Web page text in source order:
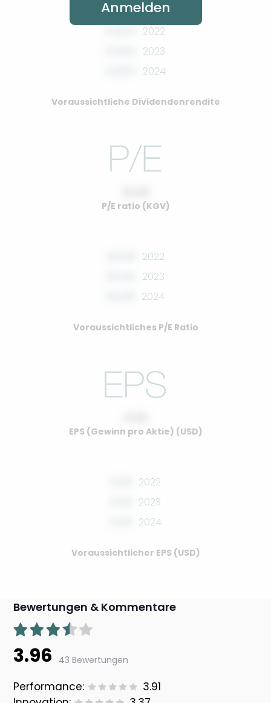
2022
2023
2024
Voraussichtliche Dividendenrendite
P/E ratio (KGV)
2022
2023
2024
Voraussichtliches P/E Ratio
EPS (Gewinn pro Aktie) (USD)
2022
2023
2024
Voraussichtlicher EPS (USD)
Anmelden
Bewertungen & Kommentare
3.96 43 Bewertungen
Performance:
3.91